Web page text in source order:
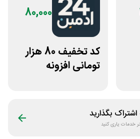
80,000
کد تخفیف 80 هزار
تومانی افزونه
بگذارید
خدمات یاری کنید